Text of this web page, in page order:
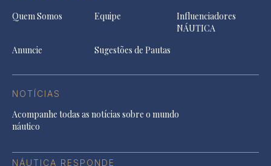
Quem Somos Equipe
Influenciadores
NÁUTICA
Anuncie
Sugestões de Pautas
NOTÍCIAS
Acompanhe todas as notícias sobre o mundo
náutico
NÁUTICA RESPONDE